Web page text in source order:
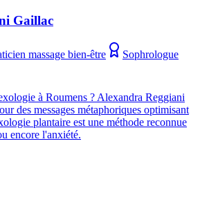
Gaillac
massage bien-être
Sophrologue
à Roumens ? Alexandra Reggiani
des messages métaphoriques optimisant
plantaire est une méthode reconnue
encore l'anxiété.